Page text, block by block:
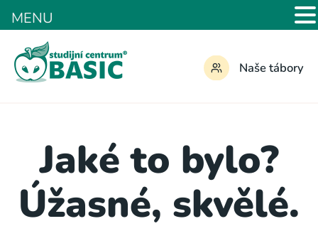
Naše tábory
Jaké to bylo?
Úžasné, skvělé.
MENU